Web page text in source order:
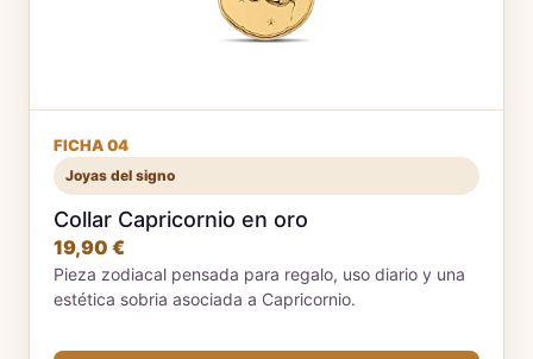
FICHA 04
Joyas del signo
Collar Capricornio en oro
19,90 €
Pieza zodiacal pensada para regalo, uso diario y una
estética sobria asociada a Capricornio.